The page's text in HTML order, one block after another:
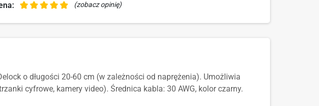
(zobacz opinię)
o długości 20-60 cm (w zależności od naprężenia). Umożliwia
cyfrowe, kamery video). Średnica kabla: 30 AWG, kolor czarny.